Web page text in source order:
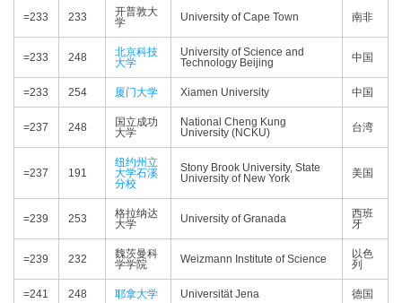
=233 233
开普敦大
学
University of Cape Town 南非
=233 248
北京科技
大学
University of Science and
Technology Beijing
中国
=233 254 厦门大学 Xiamen University 中国
=237 248
国立成功
大学
National Cheng Kung
University (NCKU)
台湾
=237 191
纽约州立
大学石溪
分校
Stony Brook University, State
University of New York
美国
=239 253
格拉纳达
大学
University of Granada
西班
牙
=239 232
魏茨曼科
学学院
Weizmann Institute of Science
以色
列
=241 248 耶拿大学 Universität Jena 德国